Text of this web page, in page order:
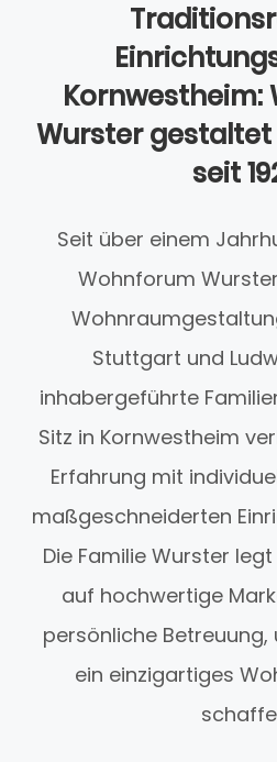
Kornwestheim:
Wurster
seit
Seit über einem
Wohnforum
Stuttgart und
inhabergeführte
Sitz in Kornwestheim
Erfahrung mit
maßgeschneiderten
Die Familie Wurster
auf hochwertige
persönliche Betreuung,
ein einzigartiges